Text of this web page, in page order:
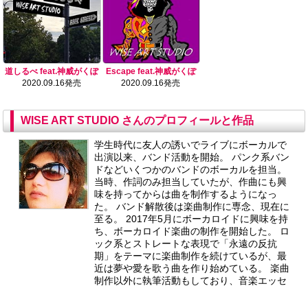
道しるべ feat.神威がくぽ
2020.09.16発売
Escape feat.神威がくぽ
2020.09.16発売
WISE ART STUDIO さんのプロフィールと作品
学生時代に友人の誘いでライブにボーカルで
出演以来、バンド活動を開始。 パンク系バン
ドなどいくつかのバンドのボーカルを担当。
当時、作詞のみ担当していたが、作曲にも興
味を持ってからは曲を制作するようになっ
た。 バンド解散後は楽曲制作に専念、現在に
至る。 2017年5月にボーカロイドに興味を持
ち、ボーカロイド楽曲の制作を開始した。 ロ
ック系とストレートな表現で「永遠の反抗
期」をテーマに楽曲制作を続けているが、最
近は夢や愛を歌う曲を作り始めている。 楽曲
制作以外に執筆活動もしており、音楽エッセ